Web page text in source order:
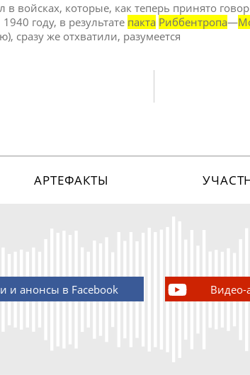
войсках, которые, как теперь принято
году, в результате пакта Риббентропа—
сразу же отхватили, разумеется
АРТЕФАКТЫ
и анонсы в Facebook Видео-